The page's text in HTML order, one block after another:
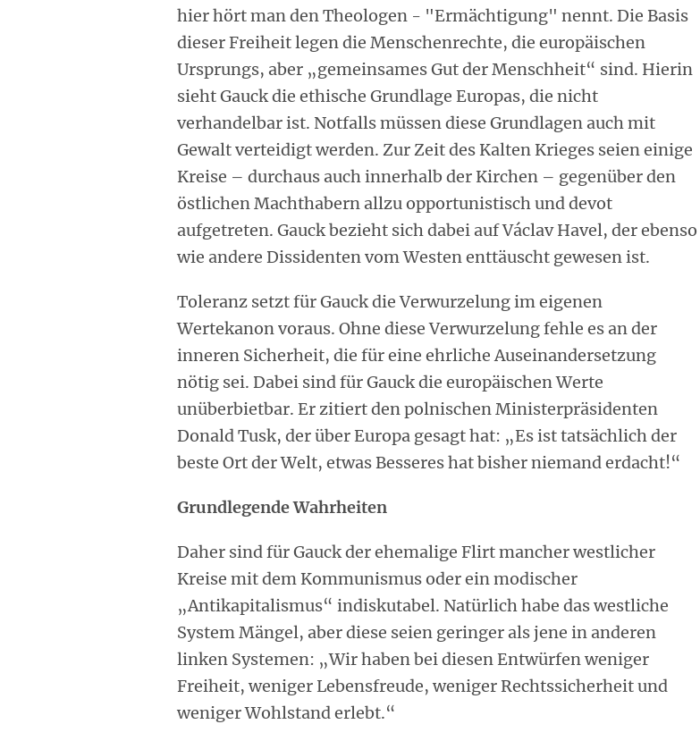
hier hört man den Theologen - "Ermächtigung" nennt. Die Basis
dieser Freiheit legen die Menschenrechte, die europäischen
Ursprungs, aber „gemeinsames Gut der Menschheit“ sind. Hierin
sieht Gauck die ethische Grundlage Europas, die nicht
verhandelbar ist. Notfalls müssen diese Grundlagen auch mit
Gewalt verteidigt werden. Zur Zeit des Kalten Krieges seien einige
Kreise – durchaus auch innerhalb der Kirchen – gegenüber den
östlichen Machthabern allzu opportunistisch und devot
aufgetreten. Gauck bezieht sich dabei auf Václav Havel, der ebenso
wie andere Dissidenten vom Westen enttäuscht gewesen ist.
Toleranz setzt für Gauck die Verwurzelung im eigenen
Wertekanon voraus. Ohne diese Verwurzelung fehle es an der
inneren Sicherheit, die für eine ehrliche Auseinandersetzung
nötig sei. Dabei sind für Gauck die europäischen Werte
unüberbietbar. Er zitiert den polnischen Ministerpräsidenten
Donald Tusk, der über Europa gesagt hat: „Es ist tatsächlich der
beste Ort der Welt, etwas Besseres hat bisher niemand erdacht!“
Grundlegende Wahrheiten
Daher sind für Gauck der ehemalige Flirt mancher westlicher
Kreise mit dem Kommunismus oder ein modischer
„Antikapitalismus“ indiskutabel. Natürlich habe das westliche
System Mängel, aber diese seien geringer als jene in anderen
linken Systemen: „Wir haben bei diesen Entwürfen weniger
Freiheit, weniger Lebensfreude, weniger Rechtssicherheit und
weniger Wohlstand erlebt.“